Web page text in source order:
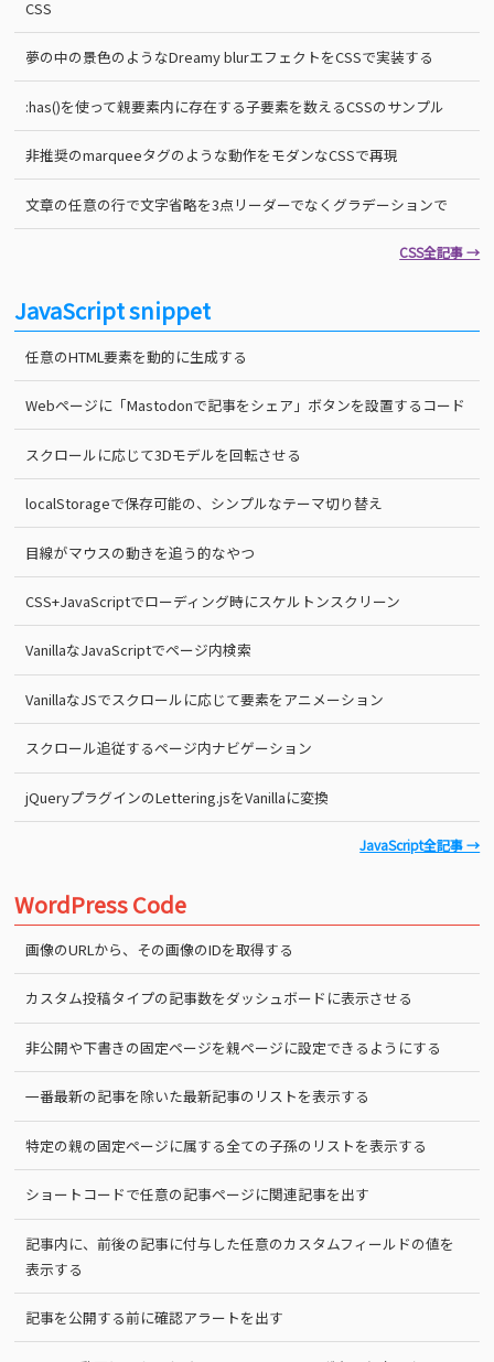
CSS
夢の中の景色のようなDreamy blurエフェクトをCSSで実装する
:has()を使って親要素内に存在する子要素を数えるCSSのサンプル
非推奨のmarqueeタグのような動作をモダンなCSSで再現
文章の任意の行で文字省略を3点リーダーでなくグラデーションで
CSS全記事 →
JavaScript snippet
任意のHTML要素を動的に生成する
Webページに「Mastodonで記事をシェア」ボタンを設置するコード
スクロールに応じて3Dモデルを回転させる
localStorageで保存可能の、シンプルなテーマ切り替え
目線がマウスの動きを追う的なやつ
CSS+JavaScriptでローディング時にスケルトンスクリーン
VanillaなJavaScriptでページ内検索
VanillaなJSでスクロールに応じて要素をアニメーション
スクロール追従するページ内ナビゲーション
jQueryプラグインのLettering.jsをVanillaに変換
JavaScript全記事 →
WordPress Code
画像のURLから、その画像のIDを取得する
カスタム投稿タイプの記事数をダッシュボードに表示させる
非公開や下書きの固定ページを親ページに設定できるようにする
一番最新の記事を除いた最新記事のリストを表示する
特定の親の固定ページに属する全ての子孫のリストを表示する
ショートコードで任意の記事ページに関連記事を出す
記事内に、前後の記事に付与した任意のカスタムフィールドの値を
表示する
記事を公開する前に確認アラートを出す